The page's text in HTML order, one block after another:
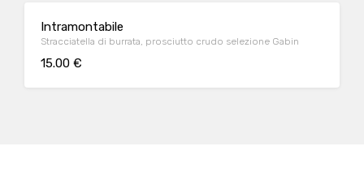
Intramontabile
Stracciatella di burrata, prosciutto crudo selezione Gabin
15.00 €